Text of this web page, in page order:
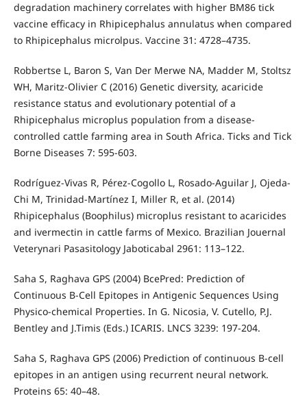
degradation machinery correlates with higher BM86 tick
vaccine efficacy in Rhipicephalus annulatus when compared
to Rhipicephalus microlpus. Vaccine 31: 4728–4735.
Robbertse L, Baron S, Van Der Merwe NA, Madder M, Stoltsz
WH, Maritz-Olivier C (2016) Genetic diversity, acaricide
resistance status and evolutionary potential of a
Rhipicephalus microplus population from a disease-
controlled cattle farming area in South Africa. Ticks and Tick
Borne Diseases 7: 595-603.
Rodríguez-Vivas R, Pérez-Cogollo L, Rosado-Aguilar J, Ojeda-
Chi M, Trinidad-Martínez I, Miller R, et al. (2014)
Rhipicephalus (Boophilus) microplus resistant to acaricides
and ivermectin in cattle farms of Mexico. Brazilian Jouernal
Veterynari Pasasitology Jaboticabal 2961: 113–122.
Saha S, Raghava GPS (2004) BcePred: Prediction of
Continuous B-Cell Epitopes in Antigenic Sequences Using
Physico-chemical Properties. In G. Nicosia, V. Cutello, P.J.
Bentley and J.Timis (Eds.) ICARIS. LNCS 3239: 197-204.
Saha S, Raghava GPS (2006) Prediction of continuous B-cell
epitopes in an antigen using recurrent neural network.
Proteins 65: 40–48.